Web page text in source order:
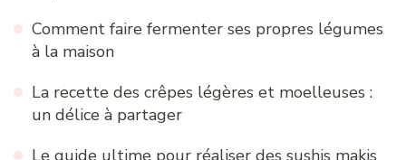
Comment faire fermenter ses propres légumes
à la maison
La recette des crêpes légères et moelleuses :
un délice à partager
Le guide ultime pour réaliser des sushis makis